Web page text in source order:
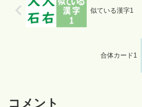
似ている漢字1
合体カード1
コメント